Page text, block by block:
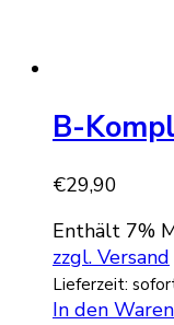
B-
€29,90
Enthält 7%
zzgl. Versand
Lieferzeit:
In den